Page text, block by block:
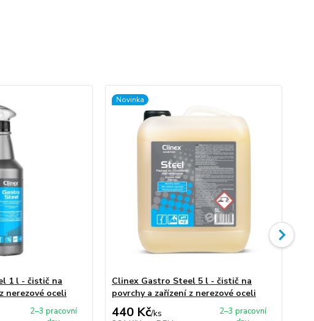
1 l - čistič na
nerezové oceli
2–3 pracovní
Novinka
Clinex Gastro Steel 5 l - čistič na
povrchy a zařízení z nerezové oceli
440 Kč/ks
2–3 pracovní